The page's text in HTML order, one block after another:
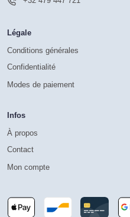
Légale
Conditions générales
Confidentialité
Modes de paiement
Infos
À propos
Contact
Mon compte